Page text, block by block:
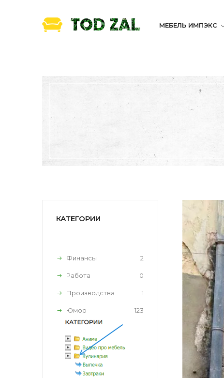
МЕБЕЛЬ ИМПЭКС
КАТЕГОРИИ
Финансы 2
Работа 0
Производства 1
Юмор 123